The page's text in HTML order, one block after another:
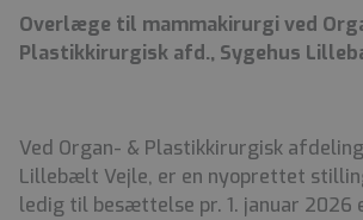
Overlæge til mammakirurgi ved
Plastikkirurgisk afd., Sygehus
Ved Organ- & Plastikkirurgisk
Lillebælt Vejle, er en nyoprettet
ledig til besættelse pr. 1. januar